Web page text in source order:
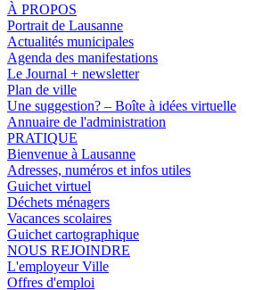
À PROPOS
Portrait de Lausanne
Actualités municipales
Agenda des manifestations
Le Journal + newsletter
Plan de ville
Une suggestion? – Boîte à idées virtuelle
Annuaire de l'administration
PRATIQUE
Bienvenue à Lausanne
Adresses, numéros et infos utiles
Guichet virtuel
Déchets ménagers
Vacances scolaires
Guichet cartographique
NOUS REJOINDRE
L'employeur Ville
Offres d'emploi